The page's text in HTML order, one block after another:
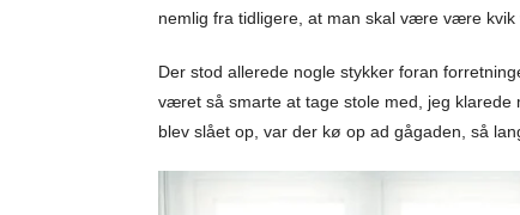
nemlig fra tidligere, at man skal være være
Der stod allerede nogle stykker foran
været så smarte at tage stole med, jeg klarede
blev slået op, var der kø op ad gågaden, så